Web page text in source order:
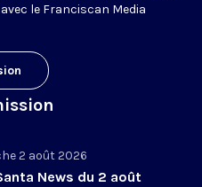
le Franciscan Media
2 août 2026
News du 2 août